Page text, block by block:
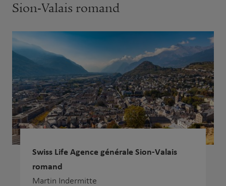
Sion-Valais romand
Swiss Life Agence générale Sion-Valais
romand
Martin Indermitte